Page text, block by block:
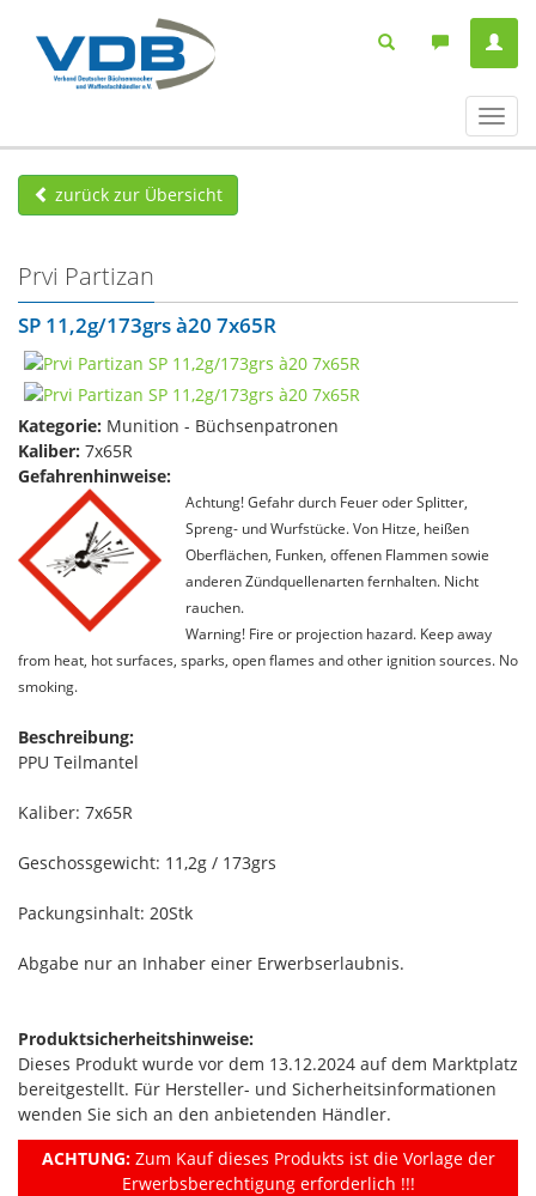
ein-/
zurück zur Übersicht
Prvi Partizan
SP 11,2g/173grs à20 7x65R
Kategorie: Munition - Büchsenpatronen
Kaliber: 7x65R
Gefahrenhinweise:
Achtung! Gefahr durch Feuer oder Splitter,
Spreng- und Wurfstücke. Von Hitze, heißen
Oberflächen, Funken, offenen Flammen sowie
anderen Zündquellenarten fernhalten. Nicht
rauchen.
Warning! Fire or projection hazard. Keep away
from heat, hot surfaces, sparks, open flames and other ignition sources. No
smoking.
Beschreibung:
PPU Teilmantel
Kaliber: 7x65R
Geschossgewicht: 11,2g / 173grs
Packungsinhalt: 20Stk
Abgabe nur an Inhaber einer Erwerbserlaubnis.
Produktsicherheitshinweise:
Dieses Produkt wurde vor dem 13.12.2024 auf dem Marktplatz
bereitgestellt. Für Hersteller- und Sicherheitsinformationen
wenden Sie sich an den anbietenden Händler.
ACHTUNG:Zum Kauf dieses Produkts ist die Vorlage der
Erwerbsberechtigung erforderlich !!!